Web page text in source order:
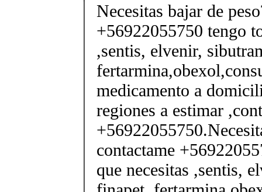
Necesitas bajar de
+56922055750 tengo
,sentis, elvenir,
medicamento a
regiones a estimar
contactame
que necesitas ,sentis,